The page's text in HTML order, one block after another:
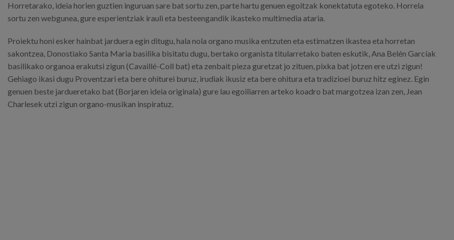
Horretarako, ideia horien guztien inguruan sare bat sortu zen, parte hartu genuen egoitzak konektatuta egoteko. Horrela
sortu zen webgunea, gure esperientziak irauli eta besteengandik ikasteko multimedia ataria.
Proiektu honi esker hainbat jarduera egin ditugu, hala nola organo musika entzuten eta estimatzen ikastea eta horretan
sakontzea, Donostiako Santa Maria basilika bisitatu dugu, bertako organista titularretako baten eskutik, Ana Belén Garcíak
basilikako organoa erakutsi zigun (Cavaillé-Coll bat) eta zenbait pieza guretzat jo zituen, pixka bat jotzen ere utzi zigun!
Gehiago ikasi dugu Proventzari eta bere ohiturei buruz, irudiak ikusiz eta bere ohitura eta tradizioei buruz hitz eginez. Egin
genuen beste jardueretako bat (Borjaren ideia originala) gure lau egoiliarren arteko koadro bat margotzea izan zen, Jean
Charlesek utzi zigun organo-musikan inspiratuz.